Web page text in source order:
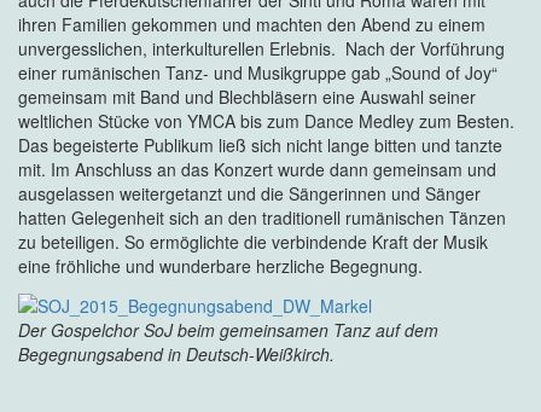
ihren Familien gekommen und machten den Abend zu einem
unvergesslichen, interkulturellen Erlebnis. Nach der Vorführung
einer rumänischen Tanz- und Musikgruppe gab „Sound of Joy“
gemeinsam mit Band und Blechbläsern eine Auswahl seiner
weltlichen Stücke von YMCA bis zum Dance Medley zum Besten.
Das begeisterte Publikum ließ sich nicht lange bitten und tanzte
mit. Im Anschluss an das Konzert wurde dann gemeinsam und
ausgelassen weitergetanzt und die Sängerinnen und Sänger
hatten Gelegenheit sich an den traditionell rumänischen Tänzen
zu beteiligen. So ermöglichte die verbindende Kraft der Musik
eine fröhliche und wunderbare herzliche Begegnung.
Der Gospelchor SoJ beim gemeinsamen Tanz auf dem
Begegnungsabend in Deutsch-Weißkirch.